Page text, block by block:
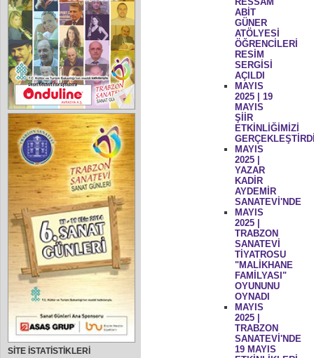
SİTE İSTATİSTİKLERİ
ABİT
GÜNER
ATÖLYESİ
ÖĞRENCİLERİ
RESİM
SERGİSİ
AÇILDI
MAYIS
2025 | 19
MAYIS
ŞİİR
ETKİNLİĞİMİZİ
MAYIS
2025 |
YAZAR
KADİR
AYDEMİR
SANATEVİ'NDE
MAYIS
2025 |
TRABZON
SANATEVİ
TİYATROSU
"MALİKHANE
FAMİLYASI"
OYUNUNU
OYNADI
MAYIS
2025 |
TRABZON
SANATEVİ'NDE
19 MAYIS